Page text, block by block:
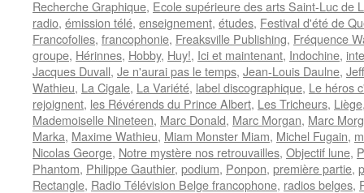
Recherche Graphique, Ecole supérieure des arts Saint-Luc de
radio, émission télé, enseignement, études, Festival d'été de
Francofolies, francophonie, Freaksville Publishing, Fréquence
groupe, Hérinnes, Hobby, Huy!, Ici et maintenant, Indochine,
Jacques Duvall, Je n'aurai pas le temps, Jean-Louis Daulne,
Wathieu, La Cigale, La Variété, label discographique, Le héros
rejoignent, les Révérends du Prince Albert, Les Tricheurs, Liège
Mademoiselle Nineteen, Marc Donald, Marc Morgan, Marc
Marka, Maxime Wathieu, Miam Monster Miam, Michel Fugain,
Nicolas George, Notre mystère nos retrouvailles, Objectif lune,
Phantom, Philippe Gauthier, podium, Ponpon, première partie,
Rectangle, Radio Télévision Belge francophone, radios belges,